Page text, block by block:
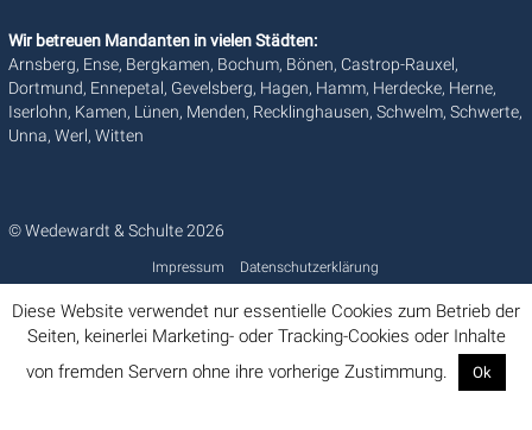
Wir betreuen Mandanten in vielen Städten:
Arnsberg, Ense, Bergkamen, Bochum, Bönen, Castrop-Rauxel,
Dortmund, Ennepetal, Gevelsberg, Hagen, Hamm, Herdecke, Herne,
Iserlohn, Kamen, Lünen, Menden, Recklinghausen, Schwelm, Schwerte,
Unna, Werl, Witten
© Wedewardt & Schulte 2026
Impressum Datenschutzerklärung
Diese Website verwendet nur essentielle Cookies zum Betrieb der
Seiten, keinerlei Marketing- oder Tracking-Cookies oder Inhalte
von fremden Servern ohne ihre vorherige Zustimmung.
Ok